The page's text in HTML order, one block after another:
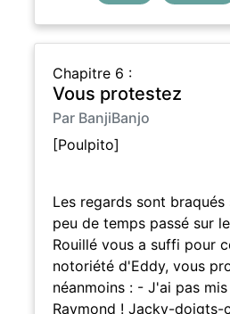
Chapitre 6 :
Vous protestez
Par BanjiBanjo
[Poulpito]
Les regards sont
peu de temps passé sur
Rouillé vous a suffi pour
notoriété d'Eddy, vous
néanmoins : - J'ai pas
Raymond ! Jacky-doigts-